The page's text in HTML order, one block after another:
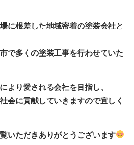
に根差した地域密着の塗装会社と
で多くの塗装工事を行わせていた
より愛される会社を目指し、
会に貢献していきますので宜しく
いただきありがとうございます